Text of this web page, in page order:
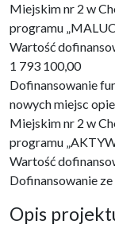
Miejskim nr 2 w
programu
Wartość
1 793 100,00
Dofinansowanie
nowych miejsc
Miejskim nr 2 w
programu
Wartość
Dofinansowanie
Opis